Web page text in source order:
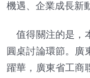
機遇、企業成長新
值得關注的是，
圓桌討論環節。廣
躍華，廣東省工商